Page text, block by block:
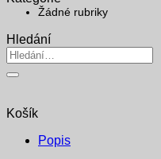
Žádné rubriky
Hledání
Hledat:
Košík
Popis